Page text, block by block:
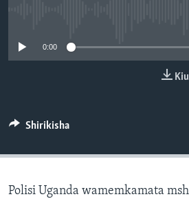
0:00
Shirikisha
Polisi Uganda wamemkamata